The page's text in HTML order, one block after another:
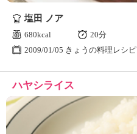
塩田 ノア
680kcal
20分
2009/01/05 きょうの料理レシピ
ハヤシライス